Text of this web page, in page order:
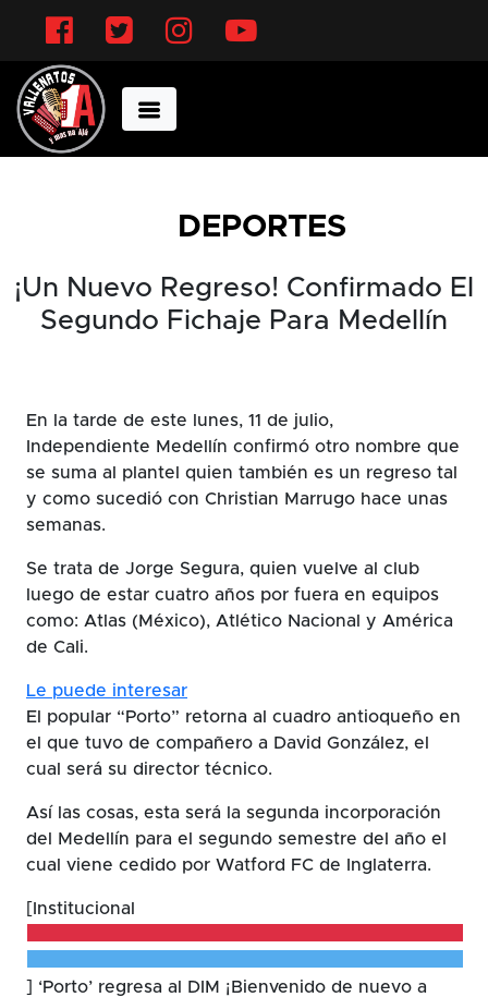
DEPORTES
¡Un Nuevo Regreso! Confirmado El
Segundo Fichaje Para Medellín
En la tarde de este lunes, 11 de julio,
Independiente Medellín confirmó otro nombre que
se suma al plantel quien también es un regreso tal
y como sucedió con Christian Marrugo hace unas
semanas.
Se trata de Jorge Segura, quien vuelve al club
luego de estar cuatro años por fuera en equipos
como: Atlas (México), Atlético Nacional y América
de Cali.
Le puede interesar
El popular “Porto” retorna al cuadro antioqueño en
el que tuvo de compañero a David González, el
cual será su director técnico.
Así las cosas, esta será la segunda incorporación
del Medellín para el segundo semestre del año el
cual viene cedido por Watford FC de Inglaterra.
[Institucional
] ‘Porto’ regresa al DIM ¡Bienvenido de nuevo a